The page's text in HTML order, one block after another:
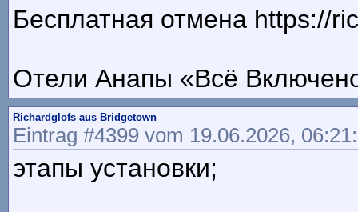
Бесплатная отмена https://
Отели Анапы «Всё
Richardglofs aus Bridgetown
Eintrag #4399 vom 19.06.2026,
этапы установки;